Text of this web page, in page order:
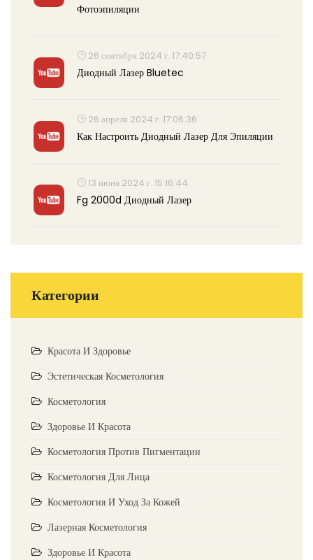
Фотоэпиляции
26 сентября 2024 г. 17:40:57
Диодный Лазер Bluetec
26 апреля 2024 г. 17:06:36
Как Настроить Диодный Лазер Для Эпиляции
13 июня 2024 г. 15:16:44
Fg 2000d Диодный Лазер
Категории
Красота И Здоровье
Эстетическая Косметология
Косметология
Здоровье И Красота
Косметология Против Пигментации
Косметология Для Лица
Косметология И Уход За Кожей
Лазерная Косметология
Здоровье И Красота